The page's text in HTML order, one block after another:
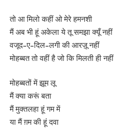
तो आ मिलो कहीं ओ मेरे हमनशी
मैं अब भी हूं अकेला ये तू समझा क्यूँ नहीं
वजूद-ए-दिल-लगी की आरज़ू नहीं
मोहब्बत तो वहीं है जो कि मिलती ही नहीं
मोहब्बतों में झूम लू
मैं क्या करूं बता
मैं मुक्तलहा हूं गम में
या मैं ग़म की हूं दवा